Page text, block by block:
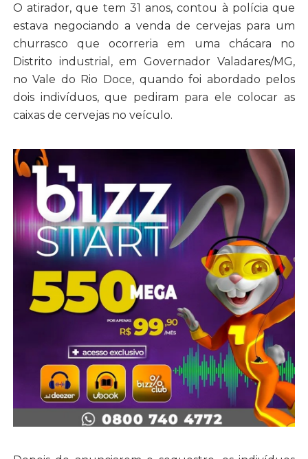
O atirador, que tem 31 anos, contou à polícia que
estava negociando a venda de cervejas para um
churrasco que ocorreria em uma chácara no
Distrito industrial, em Governador Valadares/MG,
no Vale do Rio Doce, quando foi abordado pelos
dois indivíduos, que pediram para ele colocar as
caixas de cervejas no veículo.